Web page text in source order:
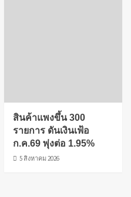
สินค้าแพงขึ้น 300
รายการ ดันเงินเฟ้อ
ก.ค.69 พุ่งต่อ 1.95%
5 สิงหาคม 2026